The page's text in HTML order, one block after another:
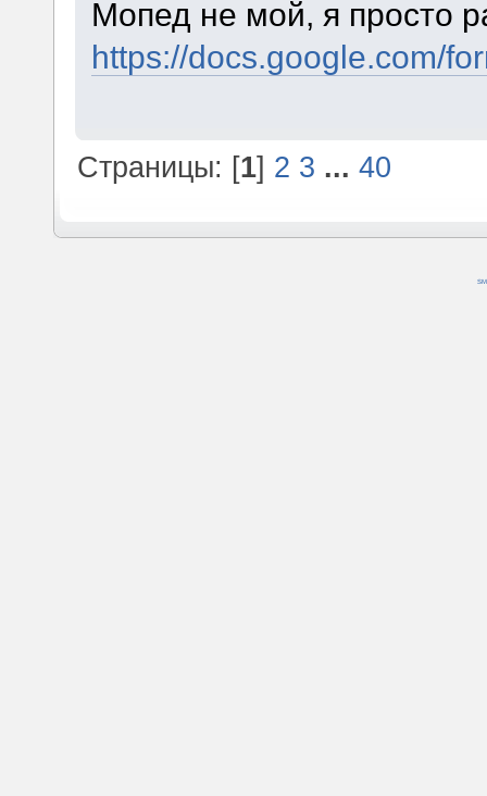
Мопед не мой, я просто
https://docs.google.com/
Страницы: [1] 2 3 ...40